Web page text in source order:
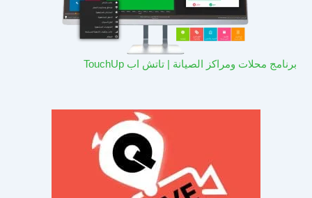
برنامج محلات ومراكز الصيانة | تاتش اب TouchUp